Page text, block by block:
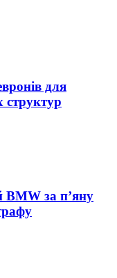
для
структур
BMW за п’яну